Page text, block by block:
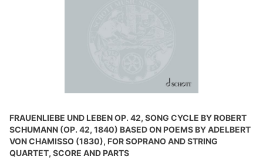
FRAUENLIEBE UND LEBEN OP. 42, SONG CYCLE BY ROBERT
SCHUMANN (OP. 42, 1840) BASED ON POEMS BY ADELBERT
VON CHAMISSO (1830), FOR SOPRANO AND STRING
QUARTET, SCORE AND PARTS